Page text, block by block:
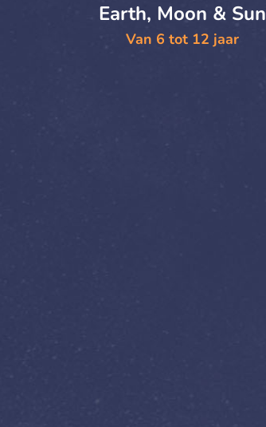
Earth, Moon & Sun
Van 6 tot 12 jaar